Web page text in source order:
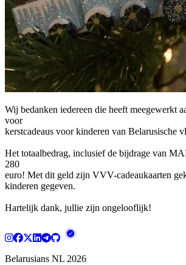
Wij bedanken iedereen die heeft meegewerkt
voor
kerstcadeaus voor kinderen van Belarusische
Het totaalbedrag, inclusief de bijdrage van
280
euro! Met dit geld zijn VVV-cadeaukaarten
kinderen gegeven.
Hartelijk dank, jullie zijn ongelooflijk!
Belarusians NL 2026